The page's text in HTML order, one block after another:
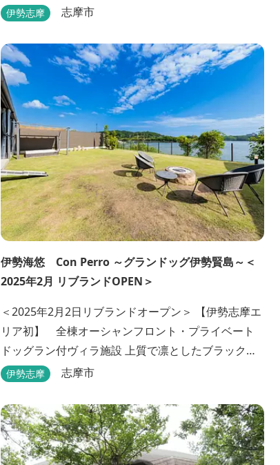
としても最適です。
伊勢志摩 志摩市
伊勢海悠 Con Perro ～グランドッグ伊勢賢島～＜
2025年2月 リブランドOPEN＞
＜2025年2月2日リブランドオープン＞ 【伊勢志摩エ
リア初】 全棟オーシャンフロント・プライベート
ドッグラン付ヴィラ施設 上質で凛としたブラックカ
ラーのデザインの佇まいに、プライベート感溢れる
フロント。 颯爽とした広いプライベートドッグラン
と青色に輝く英虞湾を眺める最高のロケーション。 ▸
インクルーシブサービスのお部屋入...
伊勢志摩 志摩市